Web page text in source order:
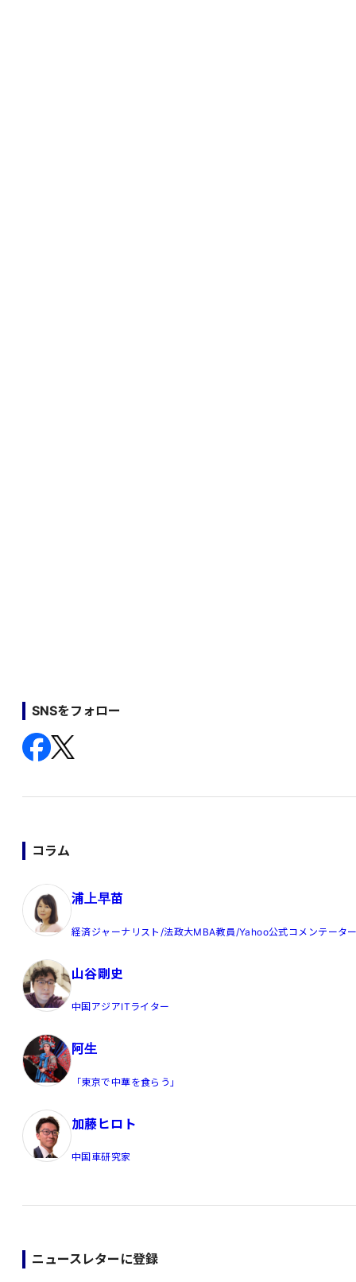
SNSをフォロー
コラム
浦上早苗
経済ジャーナリスト/法政大MBA教員/Yahoo公式コメンテータ
山谷剛史
中国アジアITライター
阿生
「東京で中華を食らう」
加藤ヒロト
中国車研究家
ニュースレターに登録